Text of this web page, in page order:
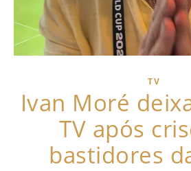
TV
Ivan Moré
TV após
bastidores